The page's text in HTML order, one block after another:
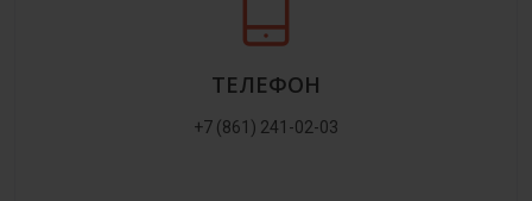
ТЕЛЕФОН
+7 (861) 241-02-03